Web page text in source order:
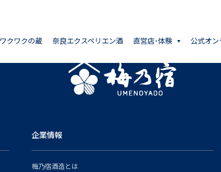
ワクワクの蔵 奈良エクスペリエン酒 直営店･体験 公式オ
企業情報
梅乃宿酒造とは